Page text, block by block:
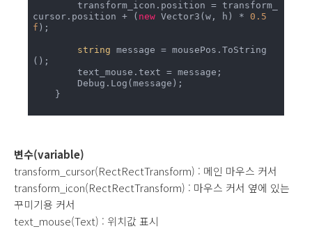
cursor.position + ( new Vector3(w, h) * 0.5
f );
string message = mousePos.ToString
();
변수(variable)
transform_cursor(RectRectTransform) : 메인 마우스 커서
transform_icon(RectRectTransform) : 마우스 커서 옆에 있는
꾸미기용 커서
text_mouse(Text) : 위치값 표시